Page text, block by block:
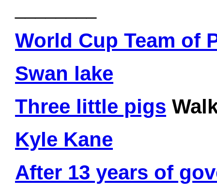
World Cup Team of
Swan lake
Three little pigs
Kyle Kane
After 13 years of